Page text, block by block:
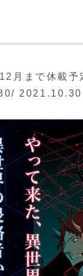
月まで休載予
2021.10.30